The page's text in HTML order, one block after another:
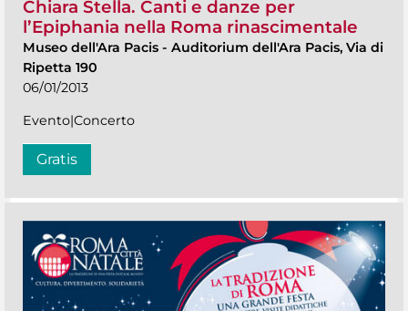
Chiara Stella. Canti e danze per
l’Epiphania nella Roma rinascimentale
Museo dell'Ara Pacis - Auditorium dell'Ara Pacis, Via di
Ripetta 190
06/01/2013
Evento|Concerto
Gratis